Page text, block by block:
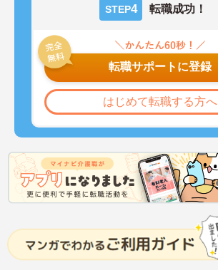
STEP4 転職成功！
転職サポートに登録
はじめて転職する方へ